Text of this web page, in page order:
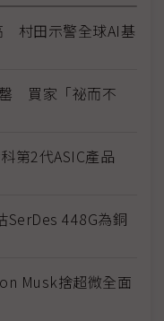
村田示警全球AI基
買家「祕而不
第2代ASIC產品
448G為銅
Musk捨超微全面